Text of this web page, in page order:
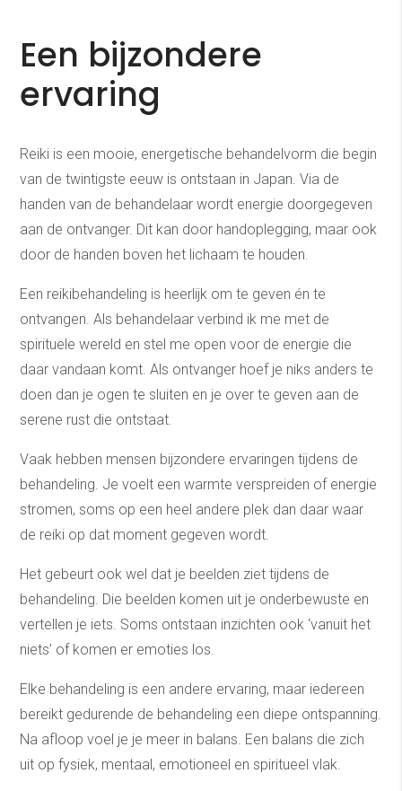
Een bijzondere
ervaring
Reiki is een mooie, energetische behandelvorm die begin
van de twintigste eeuw is ontstaan in Japan. Via de
handen van de behandelaar wordt energie doorgegeven
aan de ontvanger. Dit kan door handoplegging, maar ook
door de handen boven het lichaam te houden.
Een reikibehandeling is heerlijk om te geven én te
ontvangen. Als behandelaar verbind ik me met de
spirituele wereld en stel me open voor de energie die
daar vandaan komt. Als ontvanger hoef je niks anders te
doen dan je ogen te sluiten en je over te geven aan de
serene rust die ontstaat.
Vaak hebben mensen bijzondere ervaringen tijdens de
behandeling. Je voelt een warmte verspreiden of energie
stromen, soms op een heel andere plek dan daar waar
de reiki op dat moment gegeven wordt.
Het gebeurt ook wel dat je beelden ziet tijdens de
behandeling. Die beelden komen uit je onderbewuste en
vertellen je iets. Soms ontstaan inzichten ook ‘vanuit het
niets’ of komen er emoties los.
Elke behandeling is een andere ervaring, maar iedereen
bereikt gedurende de behandeling een diepe ontspanning.
Na afloop voel je je meer in balans. Een balans die zich
uit op fysiek, mentaal, emotioneel en spiritueel vlak.